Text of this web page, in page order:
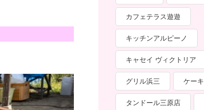
カフェテラス遊遊
キッチンアルピーノ
キャセイ ヴィクトリア
グリル浜三 ケーキ
タンドール三原店